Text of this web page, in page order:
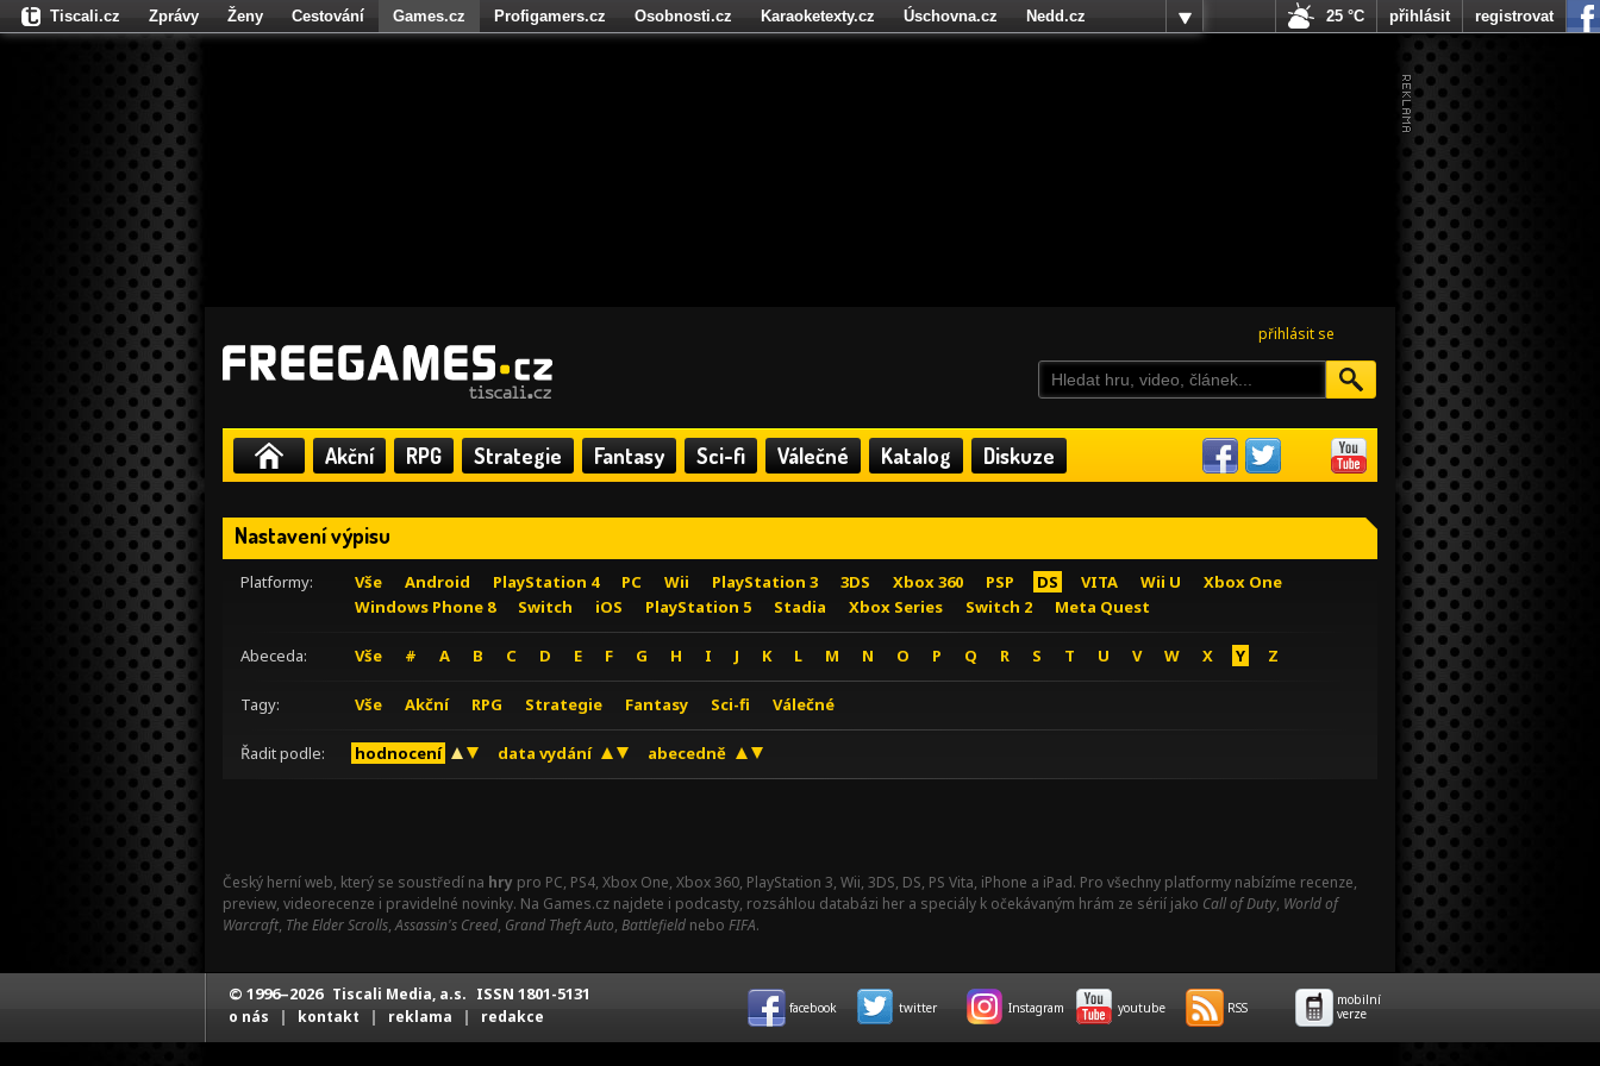
přihlásit se
Akční RPG Strategie Fantasy Sci-fi Válečné Katalog Diskuze
Nastavení výpisu
Platformy: Vše Android PlayStation 4 PC Wii PlayStation 3 3DS Xbox 360 PSP DS VITA Wii U
Xbox One
Windows Phone 8
Switch iOS PlayStation 5 Stadia Xbox Series Switch 2 Meta Quest
Abeceda: Vše # A B C D E F G H I J K L M N O P Q R S T U V W X Y Z
Tagy: Vše Akční RPG Strategie Fantasy Sci-fi Válečné
Řadit podle: hodnocení data vydání abecedně
Český herní web, který se soustředí na hry pro PC, PS4, Xbox One, Xbox 360, PlayStation 3, Wii, 3DS, DS, PS Vita, iPhone a iPad. Pro všechny platformy nabízíme recenze,
preview, videorecenze i pravidelné novinky. Na Games.cz najdete i podcasty, rozsáhlou databázi her a speciály k očekávaným hrám ze sérií jako Call of Duty, World of
Warcraft, The Elder Scrolls,Assassin's Creed, Grand Theft Auto, Battlefield nebo FIFA.
Tiscali.cz Zprávy Ženy Cestování Games.cz Profigamers.cz Osobnosti.cz Karaoketexty.cz Úschovna.cz
Nedd.cz
Fights.cz
25 °C přihlásit registrovat
© 1996–2026 Tiscali Media, a.s. ISSN 1801-5131
o nás | kontakt | reklama | redakce facebook twitter Instagram youtube RSS
mobilní
verze